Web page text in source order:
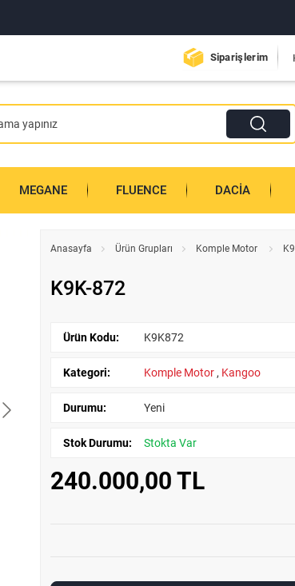
Siparişlerim
MEGANE FLUENCE DACIA
Anasayfa Ürün Grupları Komple Motor
K9K-872
Ürün Kodu: K9K872
Kategori: Komple Motor , Kangoo
Durumu: Yeni
Stok Durumu: Stokta Var
240.000,00 TL